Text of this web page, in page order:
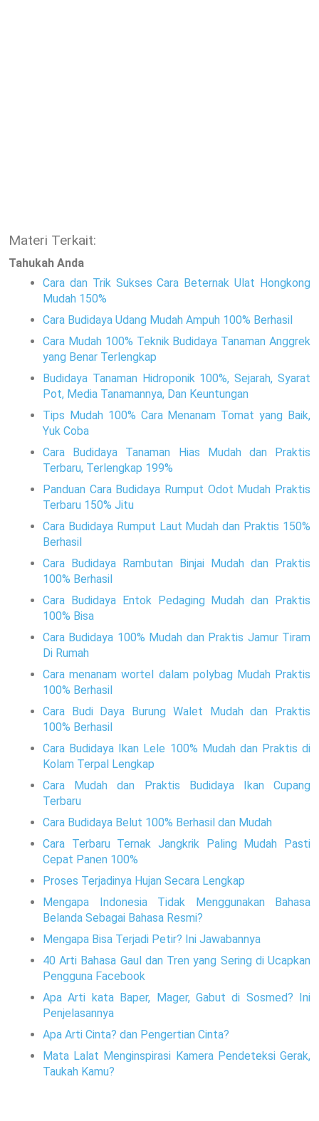
Materi Terkait:
Tahukah Anda
Cara dan Trik Sukses Cara Beternak Ulat Hongkong
Mudah 150%
Cara Budidaya Udang Mudah Ampuh 100% Berhasil
Cara Mudah 100% Teknik Budidaya Tanaman Anggrek
yang Benar Terlengkap
Budidaya Tanaman Hidroponik 100%, Sejarah, Syarat
Pot, Media Tanamannya, Dan Keuntungan
Tips Mudah 100% Cara Menanam Tomat yang Baik,
Yuk Coba
Cara Budidaya Tanaman Hias Mudah dan Praktis
Terbaru, Terlengkap 199%
Panduan Cara Budidaya Rumput Odot Mudah Praktis
Terbaru 150% Jitu
Cara Budidaya Rumput Laut Mudah dan Praktis 150%
Berhasil
Cara Budidaya Rambutan Binjai Mudah dan Praktis
100% Berhasil
Cara Budidaya Entok Pedaging Mudah dan Praktis
100% Bisa
Cara Budidaya 100% Mudah dan Praktis Jamur Tiram
Di Rumah
Cara menanam wortel dalam polybag Mudah Praktis
100% Berhasil
Cara Budi Daya Burung Walet Mudah dan Praktis
100% Berhasil
Cara Budidaya Ikan Lele 100% Mudah dan Praktis di
Kolam Terpal Lengkap
Cara Mudah dan Praktis Budidaya Ikan Cupang
Terbaru
Cara Budidaya Belut 100% Berhasil dan Mudah
Cara Terbaru Ternak Jangkrik Paling Mudah Pasti
Cepat Panen 100%
Proses Terjadinya Hujan Secara Lengkap
Mengapa Indonesia Tidak Menggunakan Bahasa
Belanda Sebagai Bahasa Resmi?
Mengapa Bisa Terjadi Petir? Ini Jawabannya
40 Arti Bahasa Gaul dan Tren yang Sering di Ucapkan
Pengguna Facebook
Apa Arti kata Baper, Mager, Gabut di Sosmed? Ini
Penjelasannya
Apa Arti Cinta? dan Pengertian Cinta?
Mata Lalat Menginspirasi Kamera Pendeteksi Gerak,
Taukah Kamu?